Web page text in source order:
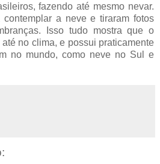
fazendo até mesmo nevar.
contemplar a neve e tiraram fotos
Isso tudo mostra que o
no clima, e possui praticamente
no mundo, como neve no Sul e